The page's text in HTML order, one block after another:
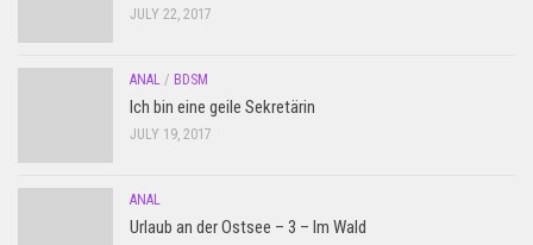
JULY 22, 2017
ANAL / BDSM
Ich bin eine geile Sekretärin
JULY 19, 2017
ANAL
Urlaub an der Ostsee – 3 – Im Wald